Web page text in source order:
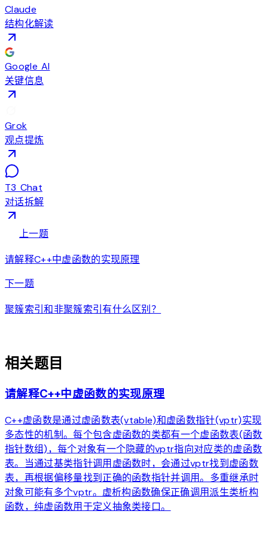
Claude
结构化解读
Google AI
关键信息
Grok
观点提炼
T3 Chat
对话拆解
上一题
请解释C++中虚函数的实现原理
下一题arrow_forward
聚簇索引和非聚簇索引有什么区别？
相关题目
请解释C++中虚函数的实现原理
C++虚函数是通过虚函数表(vtable)和虚函数指针(vptr)实现
多态性的机制。每个包含虚函数的类都有一个虚函数表(函数
指针数组)，每个对象有一个隐藏的vptr指向对应类的虚函数
表。当通过基类指针调用虚函数时，会通过vptr找到虚函数
表，再根据偏移量找到正确的函数指针并调用。多重继承时
对象可能有多个vptr。虚析构函数确保正确调用派生类析构
函数，纯虚函数用于定义抽象类接口。